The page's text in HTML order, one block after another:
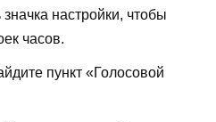
настройки, чтобы
часов.
пункт «Голосовой